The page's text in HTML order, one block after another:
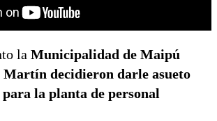
la Municipalidad de Maipú
Martín decidieron darle asueto
la planta de personal